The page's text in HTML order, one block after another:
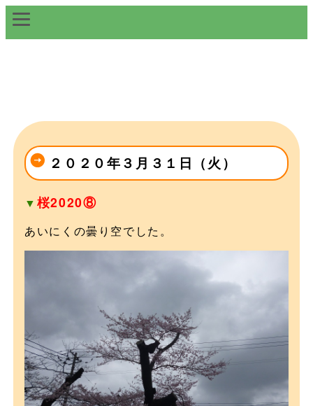
２０２０年３月３１日（火）
▼ 桜2020⑧
あいにくの曇り空でした。